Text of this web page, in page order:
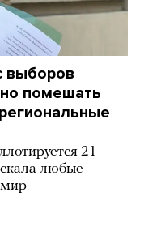
выборов
помешать
21-
любые
мир